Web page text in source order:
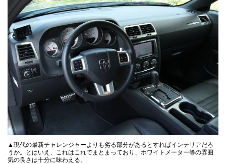
▲現代の最新チャレンジャーよりも劣る部分があるとすればインテリアだろ
うか。とはいえ、これはこれでまとまっており、ホワイトメーター等の雰囲
気の良さは十分に味わえる。